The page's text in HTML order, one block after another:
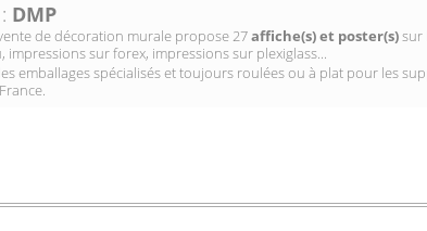
DMP
de décoration murale propose 27affiche(s) et poster(s)sur
sur forex, impressions sur plexiglass...
emballages spécialisés et toujours roulées ou à plat pour les